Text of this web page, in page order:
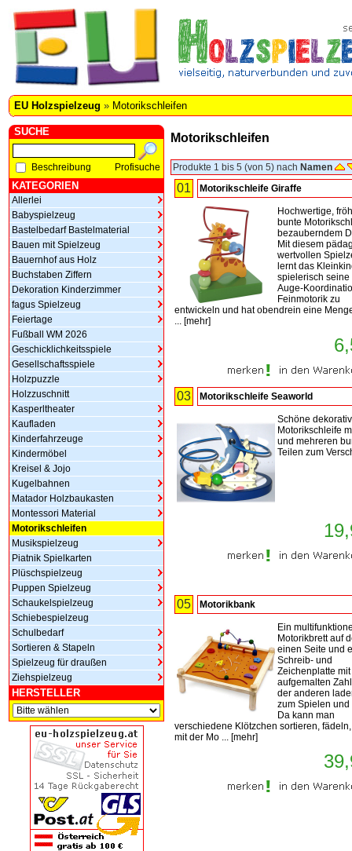
EU Holzspielzeug » Motorikschleifen
SUCHE
Beschreibung Profisuche
KATEGORIEN
Allerlei
Babyspielzeug
Bastelbedarf Bastelmaterial
Bauen mit Spielzeug
Bauernhof aus Holz
Buchstaben Ziffern
Dekoration Kinderzimmer
fagus Spielzeug
Feiertage
Fußball WM 2026
Geschicklichkeitsspiele
Gesellschaftsspiele
Holzpuzzle
Holzzuschnitt
Kasperltheater
Kaufladen
Kinderfahrzeuge
Kindermöbel
Kreisel & Jojo
Kugelbahnen
Matador Holzbaukasten
Montessori Material
Motorikschleifen
Musikspielzeug
Piatnik Spielkarten
Plüschspielzeug
Puppen Spielzeug
Schaukelspielzeug
Schiebespielzeug
Schulbedarf
Sortieren & Stapeln
Spielzeug für draußen
Ziehspielzeug
HERSTELLER
Motorikschleifen
Produkte 1 bis 5 (von 5) nach Namen
01 Motorikschleife Giraffe
Hochwertige,
bunte
bezauberndem
Mit diesem
wertvollen
lernt das
spielerisch seine
Auge-
Feinmotorik zu
entwickeln und hat obendrein eine
... [mehr]
03 Motorikschleife Seaworld
Schöne
Motorikschleife
und mehreren
Teilen zum
05 Motorikbank
Ein
Motorikbrett auf
einen Seite und
Schreib- und
Zeichenplatte mit
aufgemalten
der anderen
zum Spielen und
Da kann man
verschiedene Klötzchen sortieren,
mit der Mo ... [mehr]